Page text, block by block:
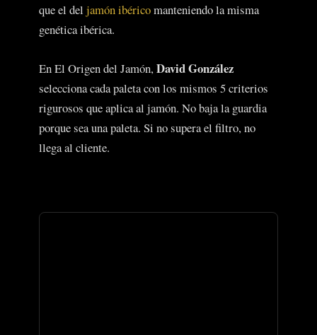
que el del jamón ibéricomanteniendo la misma
genética ibérica.
En El Origen del Jamón,David González
selecciona cada paleta con los mismos 5 criterios
rigurosos que aplica al jamón. No baja la guardia
porque sea una paleta. Si no supera el filtro, no
llega al cliente.